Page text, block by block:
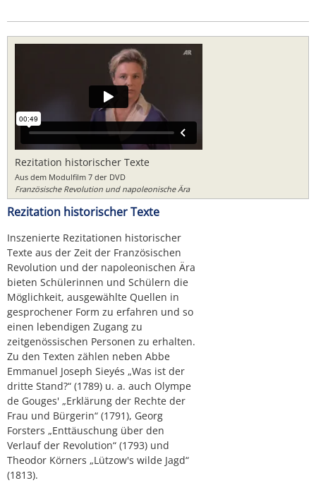
Rezitation historischer Texte
Aus dem Modulfilm 7 der DVD
Französische Revolution und napoleonische Ära
Rezitation historischer Texte
Inszenierte Rezitationen historischer
Texte aus der Zeit der Französischen
Revolution und der napoleonischen Ära
bieten Schülerinnen und Schülern die
Möglichkeit, ausgewählte Quellen in
gesprochener Form zu erfahren und so
einen lebendigen Zugang zu
zeitgenössischen Personen zu erhalten.
Zu den Texten zählen neben Abbe
Emmanuel Joseph Sieyés „Was ist der
dritte Stand?“ (1789) u. a. auch Olympe
de Gouges' „Erklärung der Rechte der
Frau und Bürgerin“ (1791), Georg
Forsters „Enttäuschung über den
Verlauf der Revolution“ (1793) und
Theodor Körners „Lützow's wilde Jagd“
(1813).